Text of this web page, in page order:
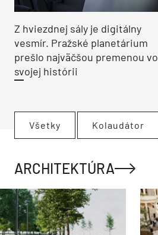
Z hviezdnej sály je digitálny
vesmír. Pražské planetárium
prešlo najväčšou premenou vo
svojej histórii
Všetky Kolaudátor
ARCHITEKTÚRA